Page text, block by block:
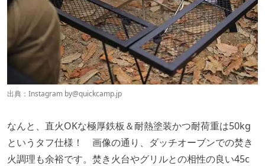
出典：Instagram by@quickcamp.jp
なんと、直火OKな極厚鉄板＆耐熱塗装かつ耐荷重は50kg
というタフ仕様！ 画像の通り、ダッチオーブンでの焚き
火調理も余裕です。焚き火台やグリルとの相性の良い45c